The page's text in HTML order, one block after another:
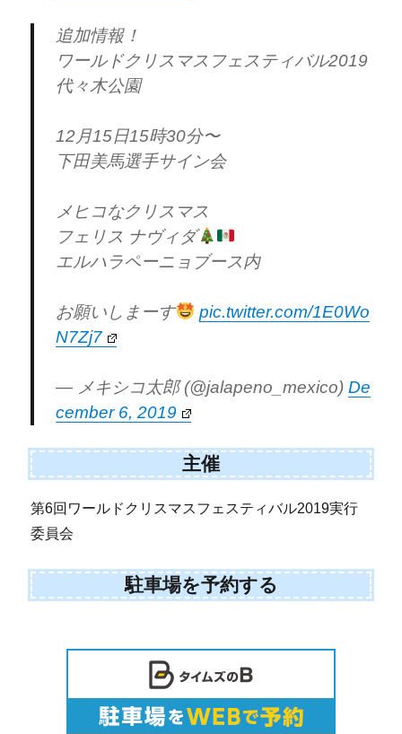
追加情報！
ワールドクリスマスフェスティバル2019
代々木公園
12月15日15時30分〜
下田美馬選手サイン会
メヒコなクリスマス
フェリス ナヴィダ
エルハラペーニョブース内
お願いしまーす
pic.twitter.com/1E0Wo
N7Zj7
— メキシコ太郎 (@jalapeno_mexico)De
cember 6, 2019
主催
第6回ワールドクリスマスフェスティバル2019実行
委員会
駐車場を予約する